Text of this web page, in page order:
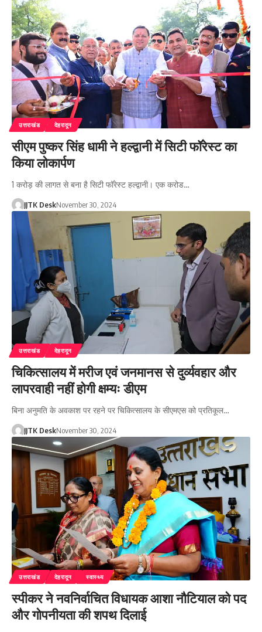
उत्तराखंड देहरादून
सीएम पुष्कर सिंह धामी ने हल्द्वानी में सिटी फॉरेस्ट का
किया लोकार्पण
1 करोड़ की लागत से बना है सिटी फॉरेस्ट हल्द्वानी। एक करोड…
JJTK DeskNovember 30, 2024
उत्तराखंड देहरादून
चिकित्सालय में मरीज एवं जनमानस से दुर्व्यवहार और
लापरवाही नहीं होगी क्षम्यः डीएम
बिना अनुमति के अवकाश पर रहने पर चिकित्सालय के सीएमएस को प्रतिकूल…
JJTK DeskNovember 30, 2024
उत्तराखंड देहरादून स्वास्थ्य
स्पीकर ने नवनिर्वाचित विधायक आशा नौटियाल को पद
और गोपनीयता की शपथ दिलाई